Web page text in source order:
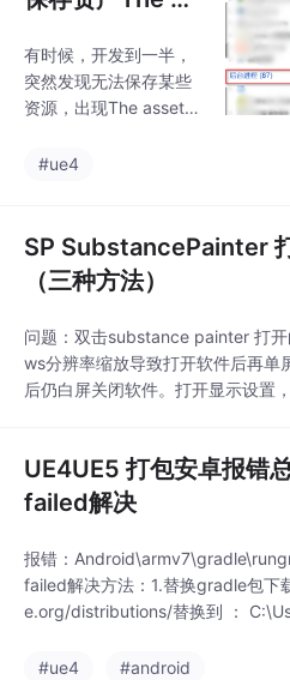
d to save解决
有时候，开发到一半，
突然发现无法保存某些
资源，出现The asset u
等提示The asset '/Gam
ancel: Stop saving all
assets and return to th
e editor.Retry: Attemp
#ue4
SP SubstancePainter
（三种方法）
问题：双击substance painter 打
ws分辨率缩放导致打开软件后再单
后仍白屏关闭软件。打开显示设置
painter 每次启动软件都会弹出
UE4UE5 打包安卓报错
failed解决
报错：
failed解决方法：1.替换gradle包
e.org/distributions/替换到 ：
#ue4
#android